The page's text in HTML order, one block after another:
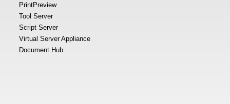
PrintPreview
Tool Server
Script Server
Virtual Server Appliance
Document Hub